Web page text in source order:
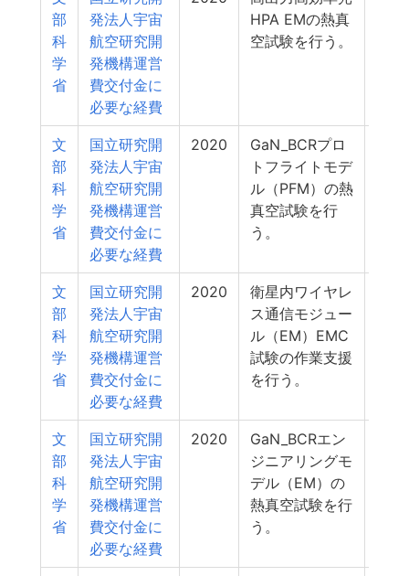
部
科
学
省
発法人宇宙
航空研究開
発機構運営
費交付金に
必要な経費
HPA EMの熱真
空試験を行う。
文
部
科
学
省
国立研究開
発法人宇宙
航空研究開
発機構運営
費交付金に
必要な経費
2020
GaN_BCRプロ
トフライトモデ
ル（PFM）の熱
真空試験を行
う。
文
部
科
学
省
国立研究開
発法人宇宙
航空研究開
発機構運営
費交付金に
必要な経費
2020
衛星内ワイヤレ
ス通信モジュー
ル（EM）EMC
試験の作業支援
を行う。
文
部
科
学
省
国立研究開
発法人宇宙
航空研究開
発機構運営
費交付金に
必要な経費
2020
GaN_BCRエン
ジニアリングモ
デル（EM）の
熱真空試験を行
う。